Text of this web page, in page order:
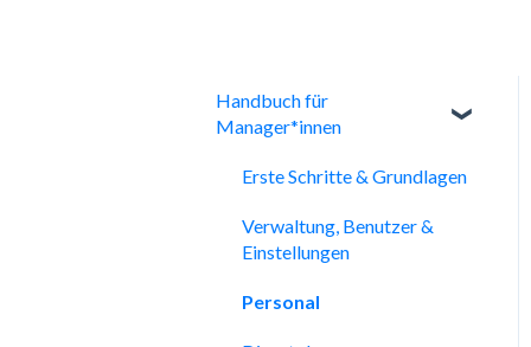
Handbuch für
Manager*innen
Erste Schritte & Grundlagen
Verwaltung, Benutzer &
Einstellungen
Personal